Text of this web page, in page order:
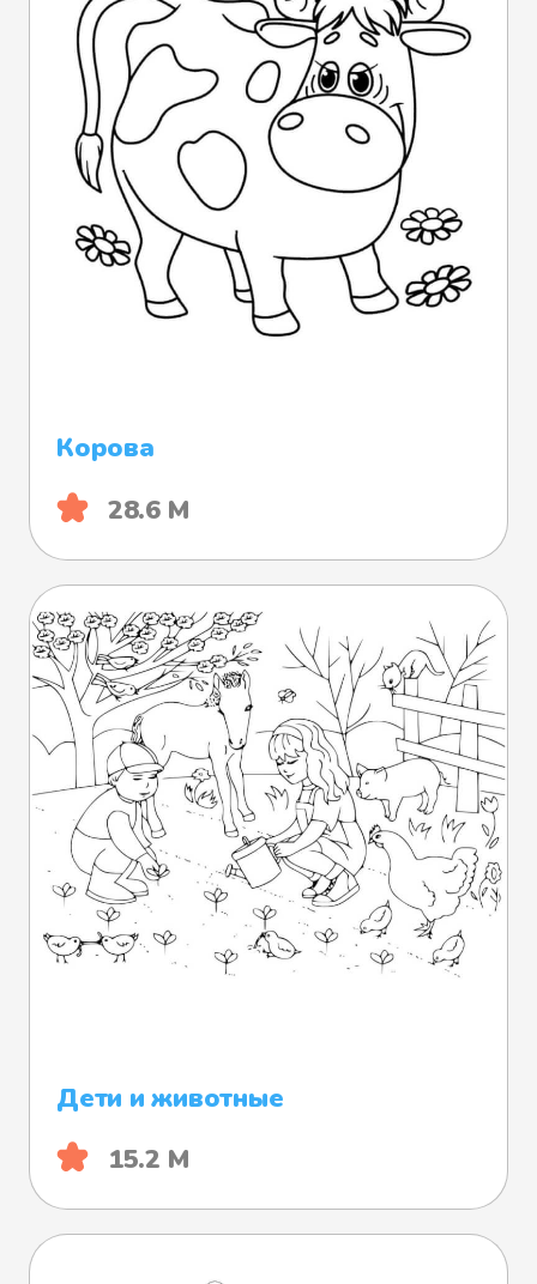
Корова
28.6 М
Дети и животные
15.2 М